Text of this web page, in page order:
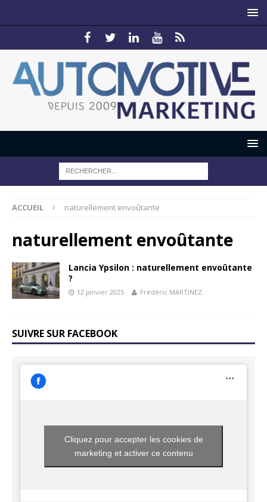
ACCUEIL naturellement envoûtante
naturellement envoûtante
Lancia Ypsilon : naturellement envoûtante
?
12 janvier 2025 Frédéric MARTINEZ
SUIVRE SUR FACEBOOK
Cliquez pour accepter les cookies de
marketing et activer ce contenu